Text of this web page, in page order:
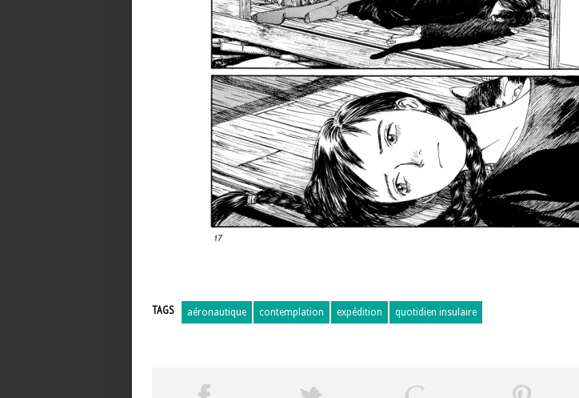
TAGS aéronautique contemplation expédition quotidien insulaire